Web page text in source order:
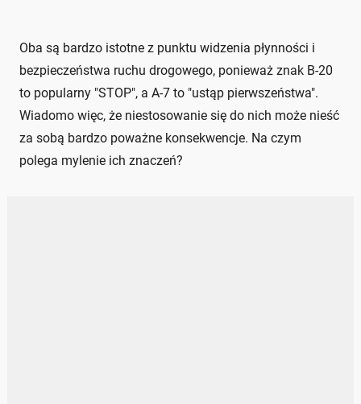
Oba są bardzo istotne z punktu widzenia płynności i
bezpieczeństwa ruchu drogowego, ponieważ znak B-20
to popularny "STOP", a A-7 to "ustąp pierwszeństwa".
Wiadomo więc, że niestosowanie się do nich może nieść
za sobą bardzo poważne konsekwencje. Na czym
polega mylenie ich znaczeń?